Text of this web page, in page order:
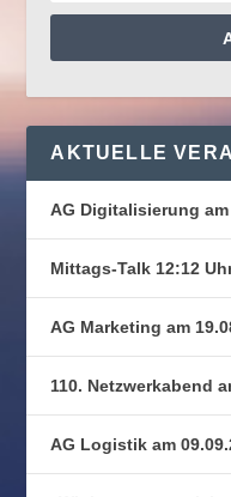
AKTUELLE
AG Digitalisierung am
Mittags-Talk 12:12
AG Marketing am
110. Netzwerkabend
AG Logistik am